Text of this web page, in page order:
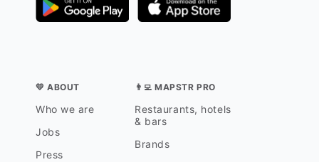
💛 ABOUT
Who we are
Jobs
Press
👨‍💻 MAPSTR PRO
Restaurants, hotels
& bars
Brands